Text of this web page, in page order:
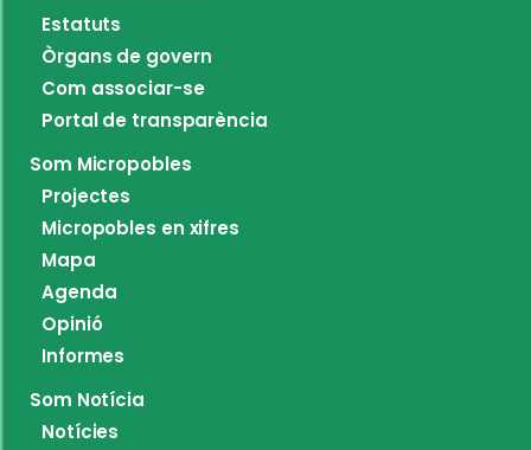
Estatuts
Òrgans de govern
Com associar-se
Portal de transparència
Som Micropobles
Projectes
Micropobles en xifres
Mapa
Agenda
Opinió
Informes
Som Notícia
Notícies